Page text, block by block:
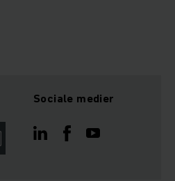
Sociale medier